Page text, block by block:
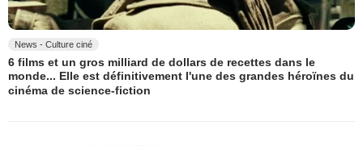
News - Culture ciné
6 films et un gros milliard de dollars de recettes dans le
monde... Elle est définitivement l'une des grandes héroïnes du
cinéma de science-fiction